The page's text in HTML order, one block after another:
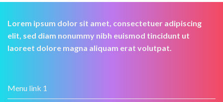
Lorem ipsum dolor sit amet, consectetuer adipiscing
elit, sed diam nonummy nibh euismod tincidunt ut
laoreet dolore magna aliquam erat volutpat.
Menu link 1